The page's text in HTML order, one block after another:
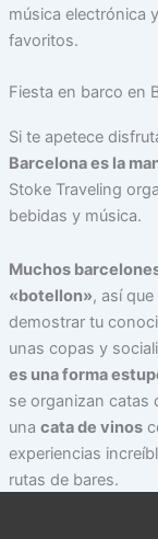
música electrónica
favoritos.
Fiesta en barco en
Si te apetece
Barcelona es la
Stoke Traveling
bebidas y música.
Muchos
«botellon», así
demostrar tu
unas copas y
es una forma
se organizan catas
una cata de vinos
experiencias
rutas de bares.